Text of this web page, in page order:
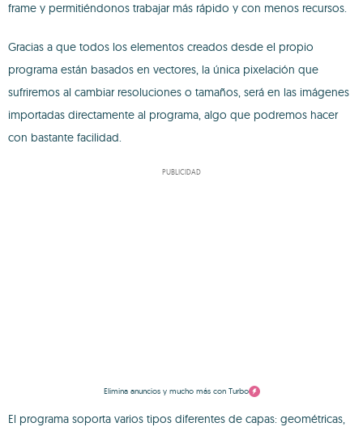
frame y permitiéndonos trabajar más rápido y con menos recursos.
Gracias a que todos los elementos creados desde el propio
programa están basados en vectores, la única pixelación que
sufriremos al cambiar resoluciones o tamaños, será en las imágenes
importadas directamente al programa, algo que podremos hacer
con bastante facilidad.
PUBLICIDAD
Elimina anuncios y mucho más con Turbo
El programa soporta varios tipos diferentes de capas: geométricas,